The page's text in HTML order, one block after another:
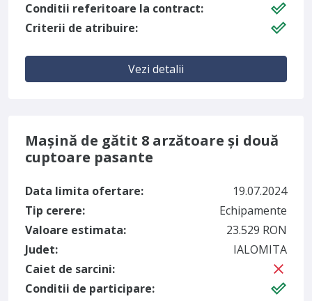
Conditii referitoare la contract:
Criterii de atribuire:
Vezi detalii
Mașină de gătit 8 arzătoare și două
cuptoare pasante
Data limita ofertare:
19.07.2024
Tip cerere:
Echipamente
Valoare estimata:
23.529 RON
Judet:
IALOMITA
Caiet de sarcini:
Conditii de participare: